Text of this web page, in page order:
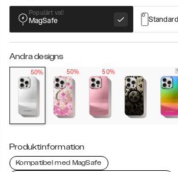
Populärt val!
MagSafe Standard
Andra designs
50%
50% 50%
Produktinformation
Kompatibel med MagSafe